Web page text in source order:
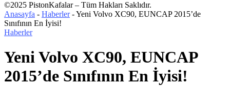
©2025 PistonKafalar – Tüm Hakları Saklıdır.
Anasayfa - Haberler-Yeni Volvo XC90, EUNCAP 2015’de
Sınıfının En İyisi!
Haberler
Yeni Volvo XC90, EUNCAP
2015’de Sınıfının En İyisi!